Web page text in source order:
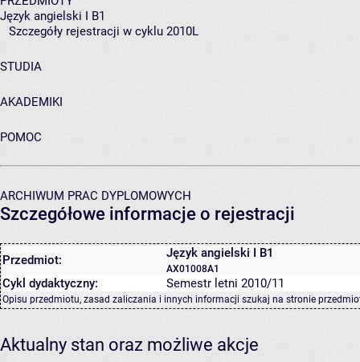
Język angielski I B1
Szczegóły rejestracji w cyklu 2010L
STUDIA
AKADEMIKI
POMOC
ARCHIWUM PRAC DYPLOMOWYCH
Szczegółowe informacje o rejestracji
Przedmiot: Język angielski I B1
AX01008A1
Cykl dydaktyczny: Semestr letni 2010/11
Opisu przedmiotu, zasad zaliczania i innych informacji szukaj na stronie
Aktualny stan oraz możliwe akcje